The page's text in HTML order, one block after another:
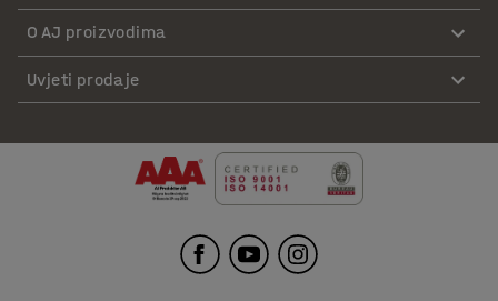
O AJ proizvodima
Uvjeti prodaje